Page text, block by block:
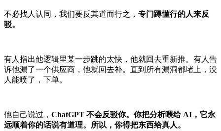
不必找人认同，我们要反其道而行之， 专门蹲懂行的人来反
驳。
有人指出他逻辑里某一步跳的太快，他就回去重新推。有人告
诉他漏了一个供应商，他就回去补。直到所有漏洞都堵上，没
人能喷了，下单。
他自己说过， ChatGPT 不会反驳你。你把分析喂给 AI，它永
远顺着你的话说有道理。所以，你得把东西给真人。